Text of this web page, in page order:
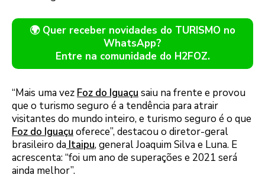
🌍 Quer receber novidades do TURISMO no
WhatsApp?
Entre na comunidade do H2FOZ.
“Mais uma vez Foz do Iguaçu saiu na frente e provou
que o turismo seguro é a tendência para atrair
visitantes do mundo inteiro, e turismo seguro é o que
Foz do Iguaçu oferece”, destacou o diretor-geral
brasileiro da Itaipu, general Joaquim Silva e Luna. E
acrescenta: “foi um ano de superações e 2021 será
ainda melhor”.